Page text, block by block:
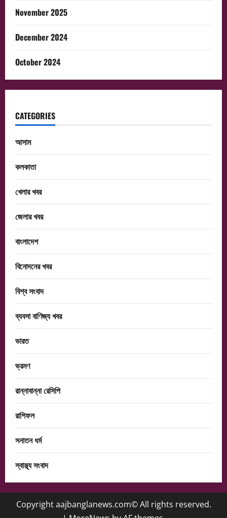
November 2025
December 2024
October 2024
CATEGORIES
আসাম
কলকাতা
খেলার খবর
জেলার খবর
বাংলাদেশ
বিনোদনের খবর
বিশ্ব সংবাদ
ব্যবসা বাণিজ্য খবর
ভারত
ভ্রমণ
রান্নাবান্না রেসিপি
রাশিফল
সনাতন ধর্ম
স্বাস্থ্য সংবাদ
Copyright aajbanglanews.com© All rights reserved.